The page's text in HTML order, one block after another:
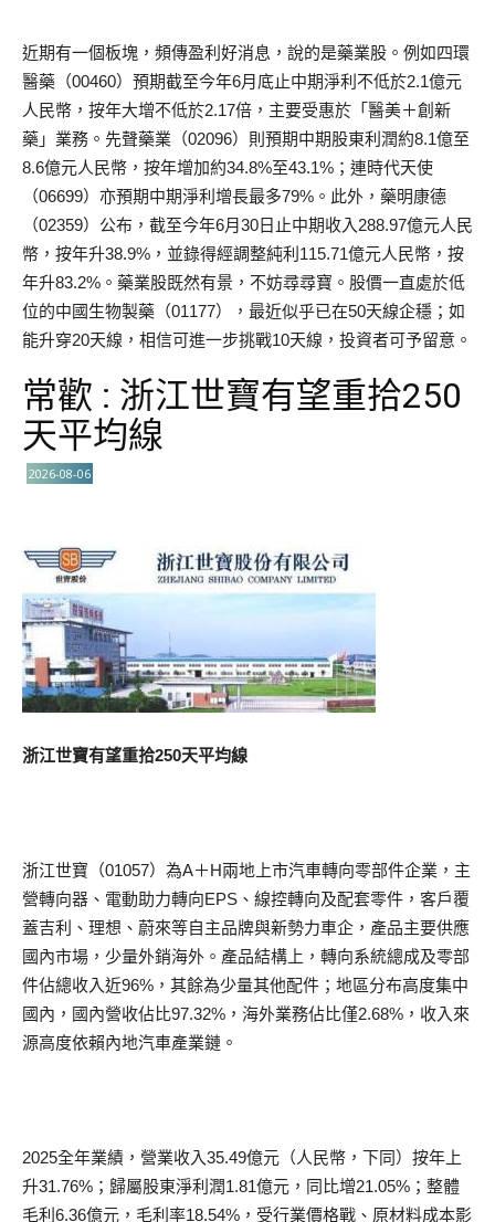
近期有一個板塊，頻傳盈利好消息，說的是藥業股。例如四環
醫藥（00460）預期截至今年6月底止中期淨利不低於2.1億元
人民幣，按年大增不低於2.17倍，主要受惠於「醫美＋創新
藥」業務。先聲藥業（02096）則預期中期股東利潤約8.1億至
8.6億元人民幣，按年增加約34.8%至43.1%；連時代天使
（06699）亦預期中期淨利增長最多79%。此外，藥明康德
（02359）公布，截至今年6月30日止中期收入288.97億元人民
幣，按年升38.9%，並錄得經調整純利115.71億元人民幣，按
年升83.2%。藥業股既然有景，不妨尋尋寶。股價一直處於低
位的中國生物製藥（01177），最近似乎已在50天線企穩；如
能升穿20天線，相信可進一步挑戰10天線，投資者可予留意。
常歡 : 浙江世寶有望重拾250
天平均線
2026-08-06
浙江世寶有望重拾250天平均線
浙江世寶（01057）為A＋H兩地上市汽車轉向零部件企業，主
營轉向器、電動助力轉向EPS、線控轉向及配套零件，客戶覆
蓋吉利、理想、蔚來等自主品牌與新勢力車企，產品主要供應
國內市場，少量外銷海外。產品結構上，轉向系統總成及零部
件佔總收入近96%，其餘為少量其他配件；地區分布高度集中
國內，國內營收佔比97.32%，海外業務佔比僅2.68%，收入來
源高度依賴內地汽車產業鏈。
2025全年業績，營業收入35.49億元（人民幣，下同）按年上
升31.76%；歸屬股東淨利潤1.81億元，同比增21.05%；整體
毛利6.36億元，毛利率18.54%，受行業價格戰、原材料成本影